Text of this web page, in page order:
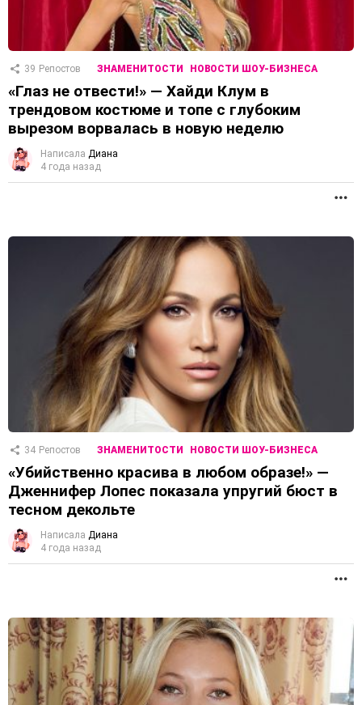
39 Репостов ЗНАМЕНИТОСТИ НОВОСТИ ШОУ-БИЗНЕСА
«Глаз не отвести!» — Хайди Клум в
трендовом костюме и топе с глубоким
вырезом ворвалась в новую неделю
Написала Диана
4 года назад
34 Репостов ЗНАМЕНИТОСТИ НОВОСТИ ШОУ-БИЗНЕСА
«Убийственно красива в любом образе!» —
Дженнифер Лопес показала упругий бюст в
тесном декольте
Написала Диана
4 года назад